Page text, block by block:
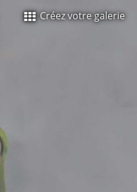
Créez votre galerie